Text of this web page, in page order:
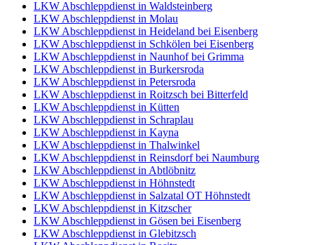
LKW Abschleppdienst in Waldsteinberg
LKW Abschleppdienst in Molau
LKW Abschleppdienst in Heideland bei Eisenberg
LKW Abschleppdienst in Schkölen bei Eisenberg
LKW Abschleppdienst in Naunhof bei Grimma
LKW Abschleppdienst in Burkersroda
LKW Abschleppdienst in Petersroda
LKW Abschleppdienst in Roitzsch bei Bitterfeld
LKW Abschleppdienst in Kütten
LKW Abschleppdienst in Schraplau
LKW Abschleppdienst in Kayna
LKW Abschleppdienst in Thalwinkel
LKW Abschleppdienst in Reinsdorf bei Naumburg
LKW Abschleppdienst in Abtlöbnitz
LKW Abschleppdienst in Höhnstedt
LKW Abschleppdienst in Salzatal OT Höhnstedt
LKW Abschleppdienst in Kitzscher
LKW Abschleppdienst in Gösen bei Eisenberg
LKW Abschleppdienst in Glebitzsch